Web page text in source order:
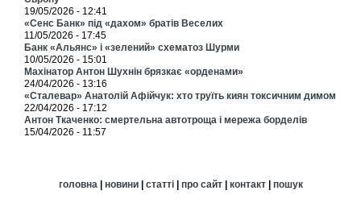
19/05/2026 - 12:41
«Сенс Банк» під «дахом» братів Веселих
11/05/2026 - 17:45
Банк «Альянс» і «зелений» схематоз Шурми
10/05/2026 - 15:01
Махінатор Антон Шухнін брязкає «орденами»
24/04/2026 - 13:16
«Сталевар» Анатолій Афійчук: хто труїть киян токсичним димом
22/04/2026 - 17:12
Антон Ткаченко: смертельна автотроща і мережа борделів
15/04/2026 - 11:57
головна| новини| статті| про сайт| контакт| пошук